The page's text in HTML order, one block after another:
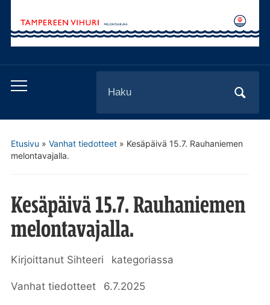
Toggle
for:
Etusivu » Vanhat tiedotteet» Kesäpäivä 15.7. Rauhaniemen
melontavajalla.
Kesäpäivä 15.7. Rauhaniemen
melontavajalla.
Kirjoittanut Sihteeri kategoriassa
Vanhat tiedotteet 6.7.2025